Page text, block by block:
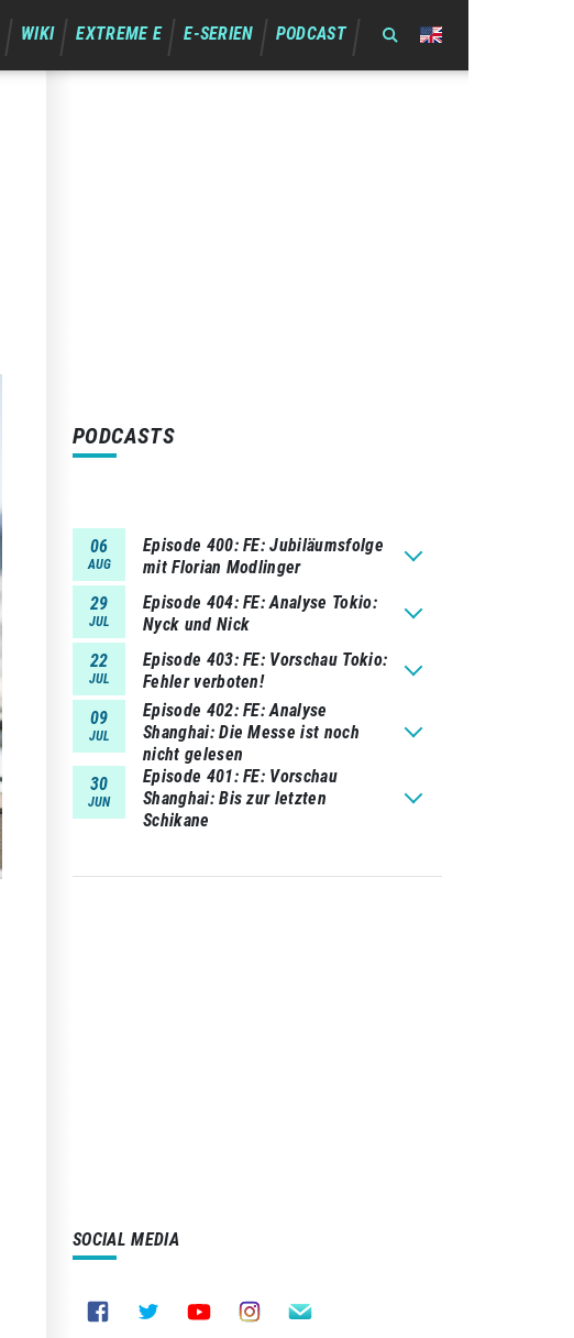
WIKI EXTREME E E-SERIEN PODCAST
PODCASTS
06
AUG
Episode 400 FE: Jubiläumsfolge
mit Florian Modlinger
29
JUL
Episode 404 FE: Analyse Tokio:
Nyck und Nick
22
JUL
Episode 403 FE: Vorschau Tokio:
Fehler verboten!
09
JUL
Episode 402 FE: Analyse
Shanghai: Die Messe ist noch
nicht gelesen
30
JUN
Episode 401 FE: Vorschau
Shanghai: Bis zur letzten
Schikane
SOCIAL MEDIA